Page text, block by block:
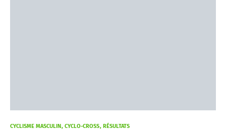
CYCLISME MASCULIN CYCLO-CROSS RÉSULTATS